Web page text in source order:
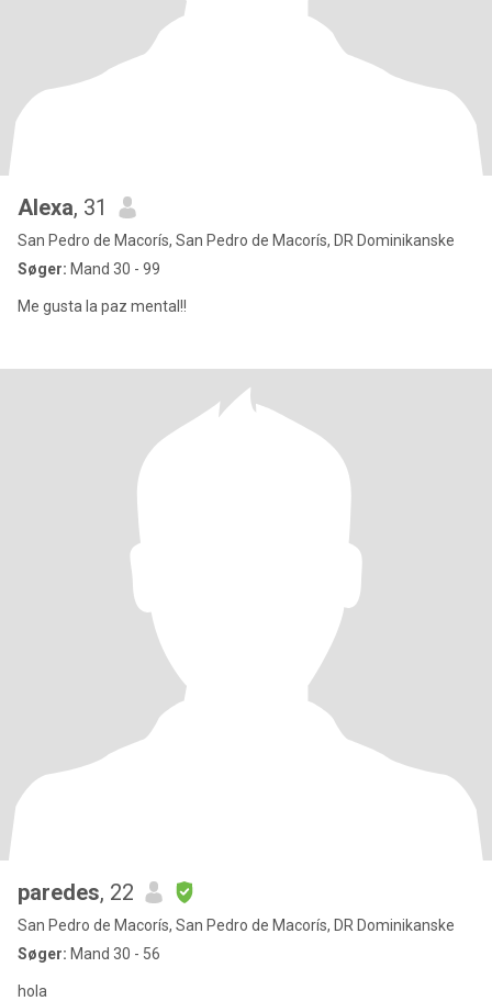
Alexa, 31
San Pedro de Macorís, San Pedro de Macorís, DR Dominikanske
Søger: Mand 30 - 99
Me gusta la paz mental!!
paredes, 22
San Pedro de Macorís, San Pedro de Macorís, DR Dominikanske
Søger: Mand 30 - 56
hola